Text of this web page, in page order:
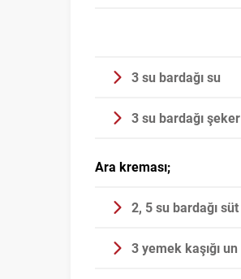
3 su bardağı su
3 su bardağı şeker
Ara kreması;
2, 5 su bardağı süt
3 yemek kaşığı un